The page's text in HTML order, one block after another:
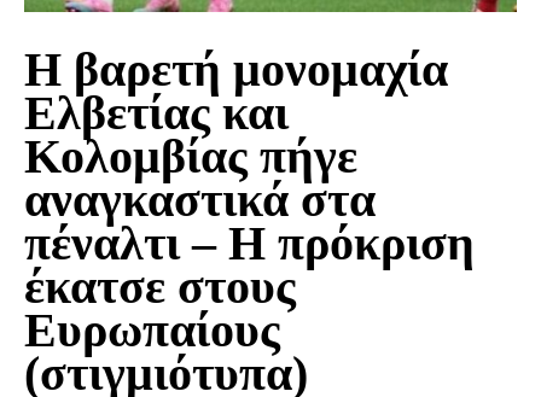
Η βαρετή μονομαχία
Ελβετίας και
Κολομβίας πήγε
αναγκαστικά στα
πέναλτι – Η πρόκριση
έκατσε στους
Ευρωπαίους
(στιγμιότυπα)